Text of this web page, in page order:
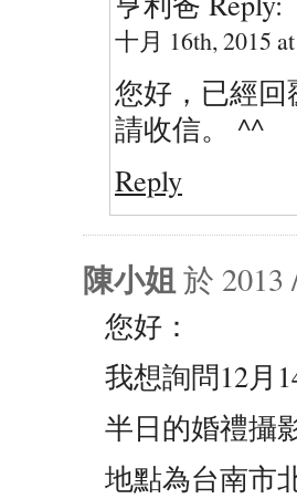
十月 16th, 2015
您好，已經回
請收信。 ^^
Reply
陳小姐於 2013
您好：
我想詢問12月
半日的婚禮攝
地點為台南市